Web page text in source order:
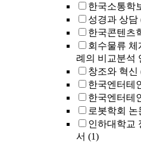
한국소통학
성경과 상담
한국콘텐츠
회수물류
례의 비교분석
창조와 혁신
한국엔터테
한국엔터테
로봇학회 논
인하대학교
서 (1)